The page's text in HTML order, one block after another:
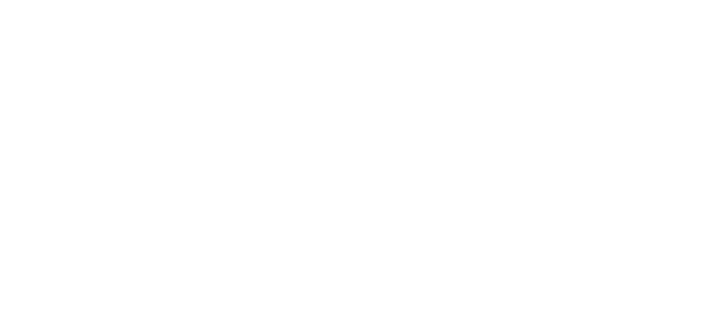
グへついていった【三重〜長野•茶臼山高原経由】Honda CL500
メの鈴鹿ドライブへ！【前編】